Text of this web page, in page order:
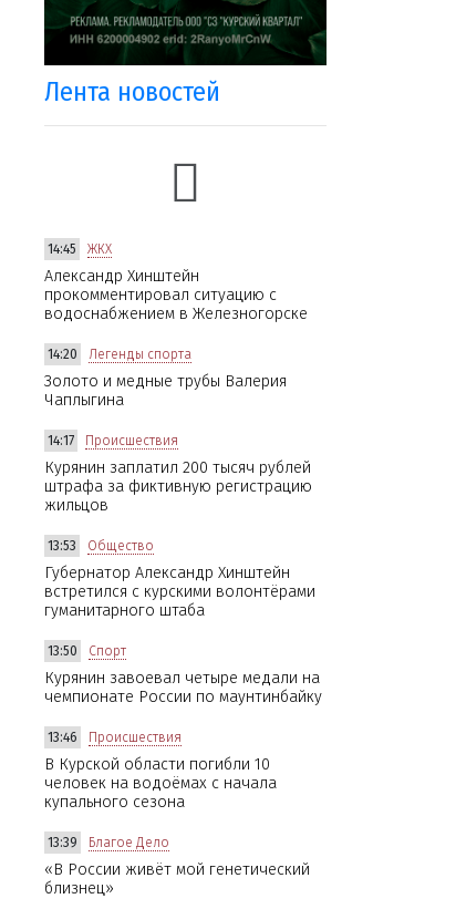
Лента новостей
14:45 ЖКХ
Александр Хинштейн
прокомментировал ситуацию с
водоснабжением в Железногорске
14:20 Легенды спорта
Золото и медные трубы Валерия
Чаплыгина
14:17 Происшествия
Курянин заплатил 200 тысяч рублей
штрафа за фиктивную регистрацию
жильцов
13:53 Общество
Губернатор Александр Хинштейн
встретился с курскими волонтёрами
гуманитарного штаба
13:50 Спорт
Курянин завоевал четыре медали на
чемпионате России по маунтинбайку
13:46 Происшествия
В Курской области погибли 10
человек на водоёмах с начала
купального сезона
13:39 Благое Дело
«В России живёт мой генетический
близнец»